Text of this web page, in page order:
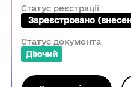
Статус реєстрації
Зареєстровано
Статус документа
Діючий